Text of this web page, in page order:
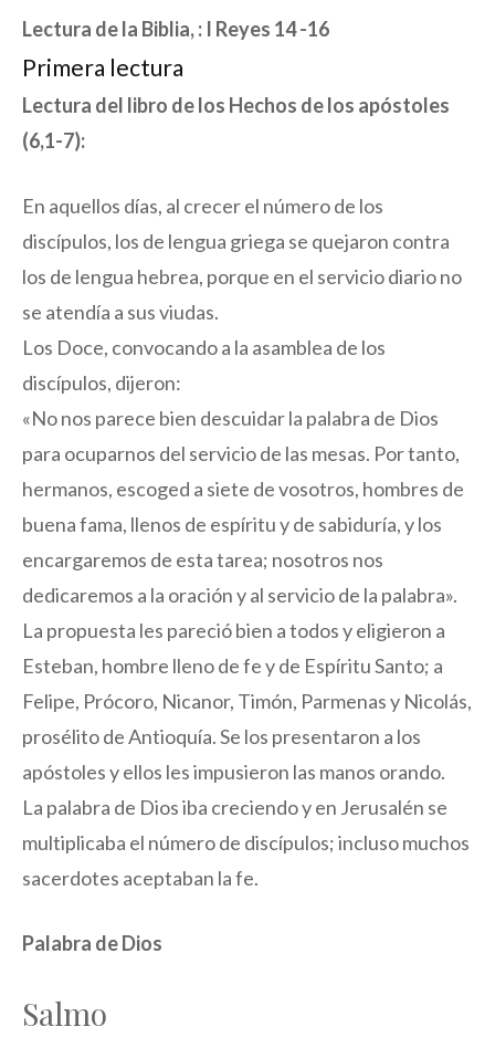
Lectura de la Biblia, : I Reyes 14 -16
Primera lectura
Lectura del libro de los Hechos de los apóstoles
(6,1-7):
En aquellos días, al crecer el número de los
discípulos, los de lengua griega se quejaron contra
los de lengua hebrea, porque en el servicio diario no
se atendía a sus viudas.
Los Doce, convocando a la asamblea de los
discípulos, dijeron:
«No nos parece bien descuidar la palabra de Dios
para ocuparnos del servicio de las mesas. Por tanto,
hermanos, escoged a siete de vosotros, hombres de
buena fama, llenos de espíritu y de sabiduría, y los
encargaremos de esta tarea; nosotros nos
dedicaremos a la oración y al servicio de la palabra».
La propuesta les pareció bien a todos y eligieron a
Esteban, hombre lleno de fe y de Espíritu Santo; a
Felipe, Prócoro, Nicanor, Timón, Parmenas y Nicolás,
prosélito de Antioquía. Se los presentaron a los
apóstoles y ellos les impusieron las manos orando.
La palabra de Dios iba creciendo y en Jerusalén se
multiplicaba el número de discípulos; incluso muchos
sacerdotes aceptaban la fe.
Palabra de Dios
Salmo